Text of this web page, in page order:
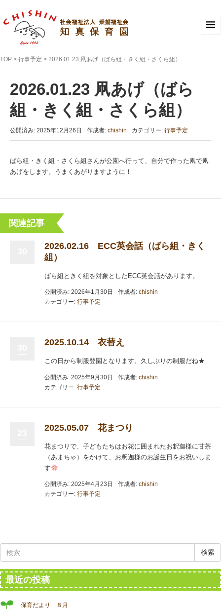
TOP > 行事予定 > 2026.01.23 凧あげ（ばら組・きく組・さくら組）
2026.01.23 凧あげ（ばら
組・きく組・さくら組）
公開済み: 2025年12月26日 作成者: chishin カテゴリー: 行事予定
ばら組・きく組・さくら組さんが公園へ行って、自分で作った凧で凧
あげをします。うまくあがりますように！
関連記事
2026.02.16 ECC英会話（ばら組・きく
組）
ばら組ときく組を対象としたECC英会話があります。
公開済み: 2026年1月30日 作成者: chishin
カテゴリー: 行事予定
2025.10.14 衣替え
この日から制服登園となります。久しぶりの制服だね★
公開済み: 2025年9月30日 作成者: chishin
カテゴリー: 行事予定
2025.05.07 花まつり
花まつりで、子どもたちはお花に囲まれたお釈迦様に甘茶
（あまちゃ）をかけて、お釈迦様のお誕生日をお祝いしま
す
公開済み: 2025年4月23日 作成者: chishin
カテゴリー: 行事予定
最近の投稿
保育だより ８月